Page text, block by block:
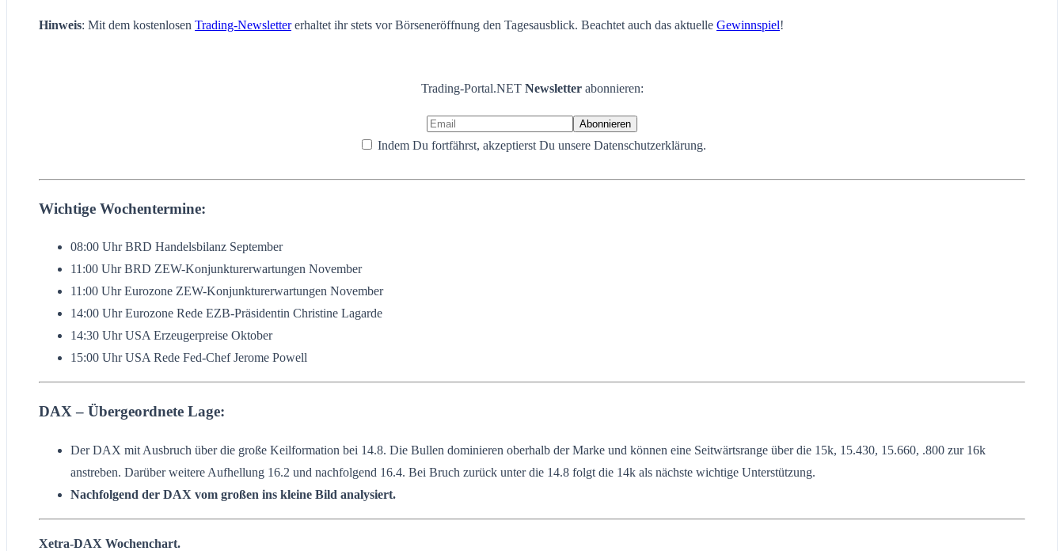
Hinweis: Mit dem kostenlosen Trading-Newslettererhaltet ihr stets vor Börseneröffnung den Tagesausblick. Beachtet auch das aktuelle Gewinnspiel!
Trading-Portal.NET Newsletter abonnieren:
Indem Du fortfährst, akzeptierst Du unsere Datenschutzerklärung.
Wichtige Wochentermine:
08:00 Uhr BRD Handelsbilanz September
11:00 Uhr BRD ZEW-Konjunkturerwartungen November
11:00 Uhr Eurozone ZEW-Konjunkturerwartungen November
14:00 Uhr Eurozone Rede EZB-Präsidentin Christine Lagarde
14:30 Uhr USA Erzeugerpreise Oktober
15:00 Uhr USA Rede Fed-Chef Jerome Powell
DAX – Übergeordnete Lage:
Der DAX mit Ausbruch über die große Keilformation bei 14.8. Die Bullen dominieren oberhalb der Marke und können eine Seitwärtsrange über die 15k, 15.430, 15.660, .800 zur 16k
anstreben. Darüber weitere Aufhellung 16.2 und nachfolgend 16.4. Bei Bruch zurück unter die 14.8 folgt die 14k als nächste wichtige Unterstützung.
Nachfolgend der DAX vom großen ins kleine Bild analysiert.
Xetra-DAX Wochenchart.